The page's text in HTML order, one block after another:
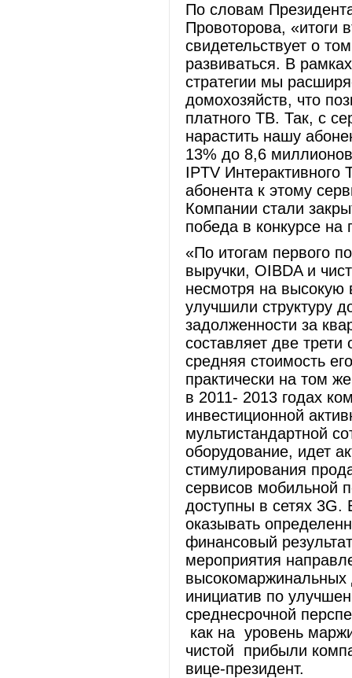
По словам
Провоторова, «итоги
свидетельствует о
развиваться. В
стратегии мы
домохозяйств, что
платного ТВ. Так, с
нарастить нашу
13% до 8,6
IPTV
абонента к этому
Компании стали
победа в конкурсе
«По итогам первого
выручки, OIBDA и
несмотря на
улучшили структуру
задолженности за
составляет две
средняя стоимость
практически на том
в 2011- 2013 годах
инвестиционной
мультистандартной
оборудование, идет
стимулирования
сервисов мобильной
доступны в сетях 3G.
оказывать
финансовый
мероприятия
высокомаржинальных
инициатив по
среднесрочной
как на уровень
чистой прибыли
вице-президент.